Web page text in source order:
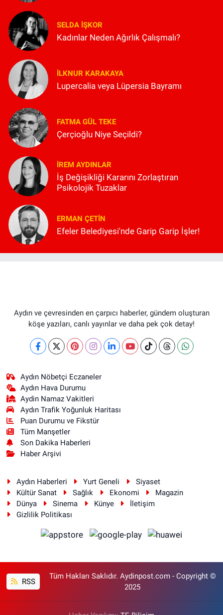
SELDA İŞKOR
Kadınlar Neden Ağırlık Çalışmalı?
İLKNUR KARAKAYA
Lupercalia veya Lüpersia Bayramı
FATMA GÜL TEKE
Çerçioğlu Niye Seçildi?
İREM AYDINLAR
İş Değişikliği Kararını Zorlaştıran
Psikolojik Tuzaklar
ERMAN ÇETIN
Efeler Belediyesi'nde Garip Garip İşler!
Aydın ve çevresinden en çarpıcı haberler, gündem oluşturan
köşe yazıları, canlı yayınlar ve daha pek çok detay!
Aydın Nöbetçi Eczaneler
Aydın Hava Durumu
Aydin Namaz Vakitleri
Aydın Trafik Yoğunluk Haritası
Puan Durumu ve Fikstür
Tüm Manşetler
Son Dakika Haberleri
Haber Arşivi
Aydın Haberleri Yurt Geneli
Siyaset
Kültür Sanat
Sağlık Ekonomi
Magazin
Dünya
Sinema Künye
İletişim
Gizlilik Politikası
RSS
Tüm Hakları Saklıdır. Aydinpost.com - Copyright ©
2025